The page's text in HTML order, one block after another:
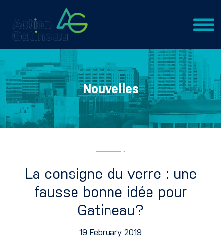
Nouvelles
La consigne du verre : une
fausse bonne idée pour
Gatineau?
19 February 2019